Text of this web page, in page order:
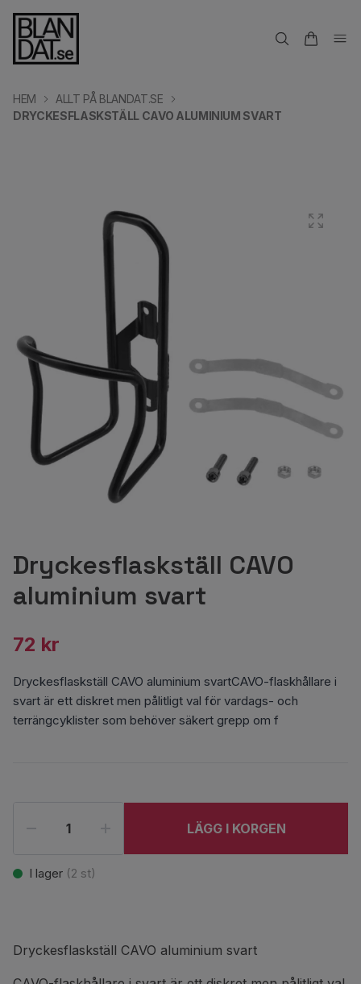
HEM
ALLT PÅ BLANDAT.SE
DRYCKESFLASKSTÄLL CAVO ALUMINIUM SVART
Dryckesflaskställ CAVO
aluminium svart
72 kr
Dryckesflaskställ CAVO aluminium svartCAVO-flaskhållare i
svart är ett diskret men pålitligt val för vardags- och
terrängcyklister som behöver säkert grepp om f
LÄGG I KORGEN
I lager (2 st)
Dryckesflaskställ CAVO aluminium svart